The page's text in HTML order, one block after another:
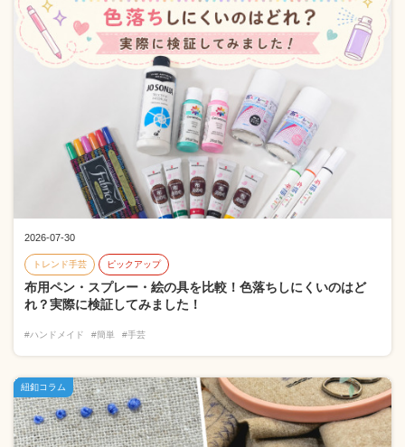
2026-07-30
トレンド手芸 ピックアップ
布用ペン・スプレー・絵の具を比較！色落ちしにくいのはど
れ？実際に検証してみました！
#ハンドメイド #簡単 #手芸
紐釦コラム